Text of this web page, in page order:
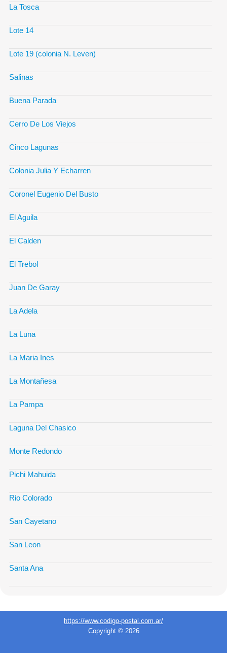
La Tosca
Lote 14
Lote 19 (colonia N. Leven)
Salinas
Buena Parada
Cerro De Los Viejos
Cinco Lagunas
Colonia Julia Y Echarren
Coronel Eugenio Del Busto
El Aguila
El Calden
El Trebol
Juan De Garay
La Adela
La Luna
La Maria Ines
La Montañesa
La Pampa
Laguna Del Chasico
Monte Redondo
Pichi Mahuida
Rio Colorado
San Cayetano
San Leon
Santa Ana
https://www.codigo-postal.com.ar/
Copyright © 2026